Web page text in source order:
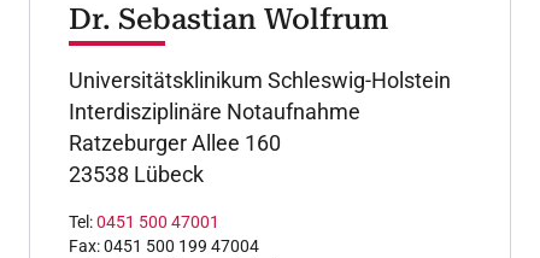
Dr. Sebastian Wolfrum
Universitätsklinikum Schleswig-Holstein
Interdisziplinäre Notaufnahme
Ratzeburger Allee 160
23538 Lübeck
Tel:0451 500 47001
Fax: 0451 500 199 47004